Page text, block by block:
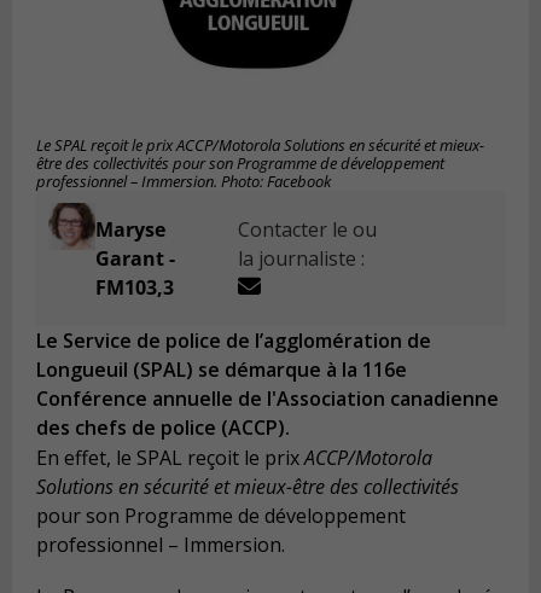
Le SPAL reçoit le prix ACCP/Motorola Solutions en sécurité et mieux-
être des collectivités pour son Programme de développement
professionnel – Immersion. Photo: Facebook
Maryse
Garant -
FM103,3
Contacter le ou
la journaliste :
Le Service de police de l’agglomération de
Longueuil (SPAL) se démarque à la 116e
Conférence annuelle de l'Association canadienne
des chefs de police (ACCP).
En effet, le SPAL reçoit le prixACCP/Motorola
Solutions en sécurité et mieux-être des collectivités
pour son Programme de développement
professionnel – Immersion.